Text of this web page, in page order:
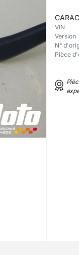
VIN
Version
N°
Pièce